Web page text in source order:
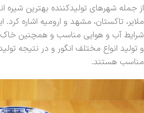
از جمله شهرهای تولیدکننده بهترین شیره
ملایر، تاکستان، مشهد و ارومیه اشاره کرد.
شرایط آب و هوایی مناسب و همچنین
و تولید انواع مختلف انگور و در نتیجه
مناسب هستند.